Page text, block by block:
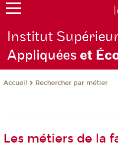
Institut
Appliquéeset
Accueil Rechercher par métier
Les métiers de la